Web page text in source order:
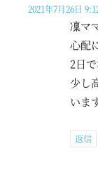
2021年7月26日
凜マ
心配
2日
少し
いま
返信